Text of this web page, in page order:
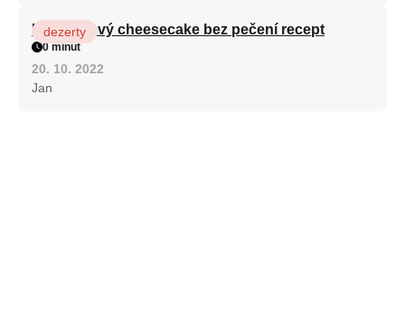
Karamelový cheesecake bez pečení recept
dezerty
0 minut
20. 10. 2022
Jan